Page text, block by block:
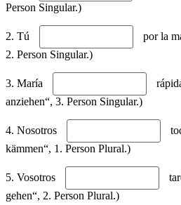
Person Singular.)
2. Tú
por la
2. Person Singular.)
3. María
anziehen“, 3. Person Singular.)
4. Nosotros
kämmen“, 1. Person Plural.)
5. Vosotros
gehen“, 2. Person Plural.)